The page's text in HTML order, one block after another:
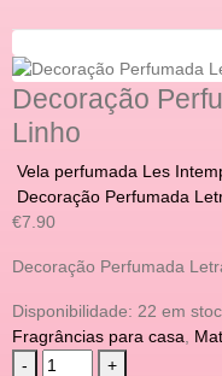
Decoração
Linho
Vela perfumada Les
Decoração Perfumada
€7.90
Decoração Perfumada
Disponibilidade: 22 em
Fragrâncias para casa
-
+